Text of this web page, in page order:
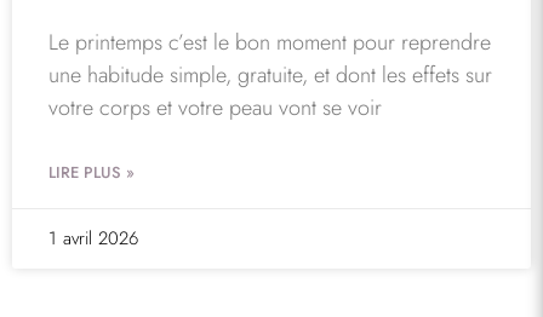
Le printemps c’est le bon moment pour reprendre
une habitude simple, gratuite, et dont les effets sur
votre corps et votre peau vont se voir
LIRE PLUS »
1 avril 2026